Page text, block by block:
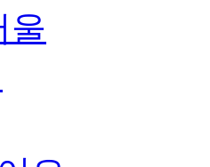
울